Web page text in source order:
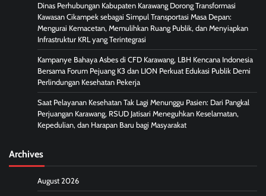
Dinas Perhubungan Kabupaten Karawang Dorong Transformasi
Kawasan Cikampek sebagai Simpul Transportasi Masa Depan:
Mengurai Kemacetan, Memulihkan Ruang Publik, dan Menyiapkan
Infrastruktur KRL yang Terintegrasi
Kampanye Bahaya Asbes di CFD Karawang, LBH Kencana Indonesia
Bersama Forum Pejuang K3 dan LION Perkuat Edukasi Publik Demi
Perlindungan Kesehatan Pekerja
Saat Pelayanan Kesehatan Tak Lagi Menunggu Pasien: Dari Pangkal
Perjuangan Karawang, RSUD Jatisari Meneguhkan Keselamatan,
Kepedulian, dan Harapan Baru bagi Masyarakat
Archives
August 2026